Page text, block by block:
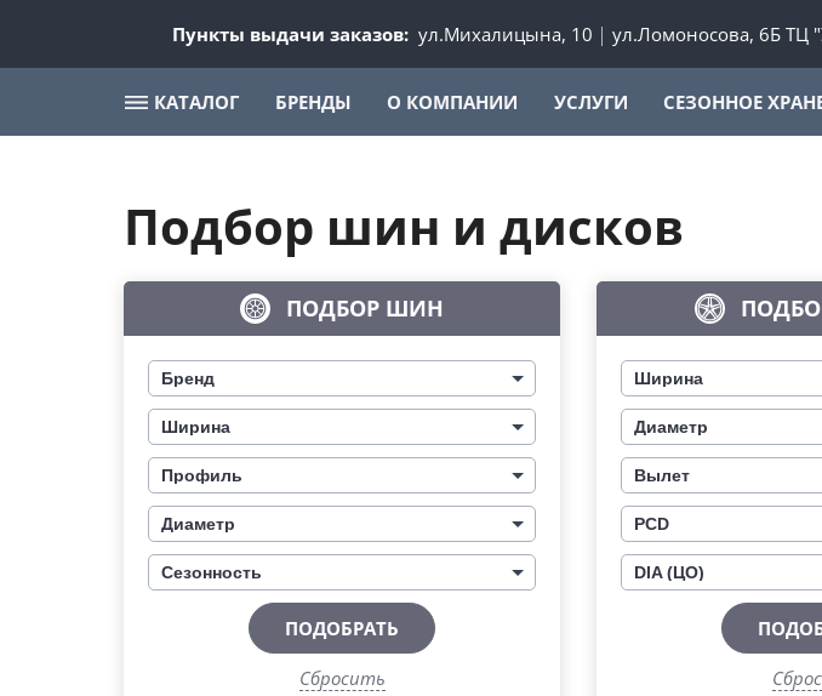
Пункты выдачи заказов: ул.Михалицына, 10 ул.Ломоносова, 6Б ТЦ
КАТАЛОГ БРЕНДЫ О КОМПАНИИ УСЛУГИ СЕЗОННОЕ
Подбор шин и дисков
ПОДБОР ШИН
Бренд
Ширина
Профиль
Диаметр
Сезонность
ПОДОБРАТЬ
Сбросить
Ширина
Диаметр
Вылет
PCD
DIA (ЦО)